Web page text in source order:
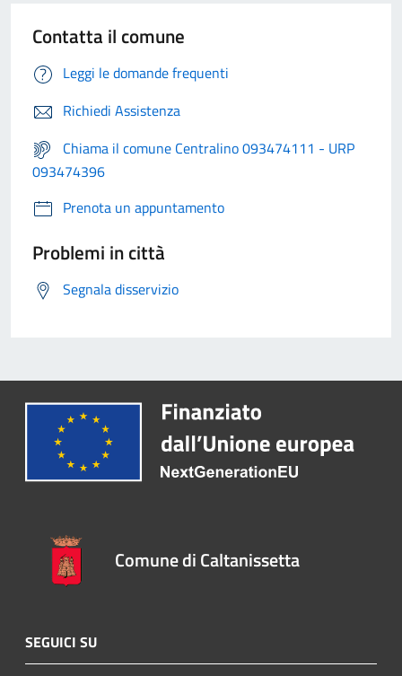
Contatta il comune
Leggi le domande frequenti
Richiedi Assistenza
Chiama il comune Centralino 093474111 - URP
093474396
Prenota un appuntamento
Problemi in città
Segnala disservizio
Comune di Caltanissetta
SEGUICI SU